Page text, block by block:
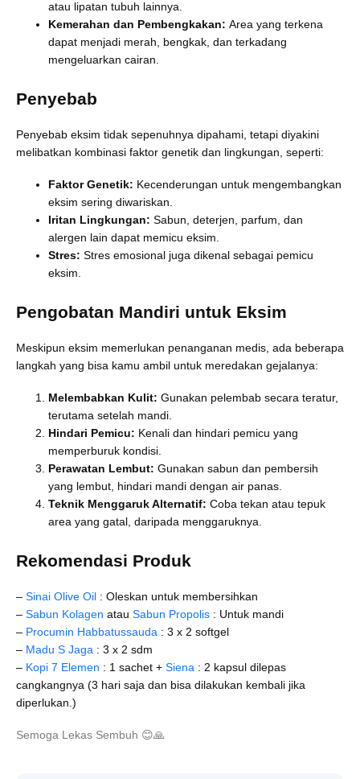
atau lipatan tubuh lainnya.
Kemerahan dan Pembengkakan: Area yang terkena
dapat menjadi merah, bengkak, dan terkadang
mengeluarkan cairan.
Penyebab
Penyebab eksim tidak sepenuhnya dipahami, tetapi diyakini
melibatkan kombinasi faktor genetik dan lingkungan, seperti:
Faktor Genetik: Kecenderungan untuk mengembangkan
eksim sering diwariskan.
Iritan Lingkungan: Sabun, deterjen, parfum, dan
alergen lain dapat memicu eksim.
Stres: Stres emosional juga dikenal sebagai pemicu
eksim.
Pengobatan Mandiri untuk Eksim
Meskipun eksim memerlukan penanganan medis, ada beberapa
langkah yang bisa kamu ambil untuk meredakan gejalanya:
Melembabkan Kulit: Gunakan pelembab secara teratur,
terutama setelah mandi.
Hindari Pemicu: Kenali dan hindari pemicu yang
memperburuk kondisi.
Perawatan Lembut: Gunakan sabun dan pembersih
yang lembut, hindari mandi dengan air panas.
Teknik Menggaruk Alternatif: Coba tekan atau tepuk
area yang gatal, daripada menggaruknya.
Rekomendasi Produk
– Sinai Olive Oil : Oleskan untuk membersihkan
– Sabun Kolagen atau Sabun Propolis : Untuk mandi
– Procumin Habbatussauda : 3 x 2 softgel
– Madu S Jaga : 3 x 2 sdm
– Kopi 7 Elemen : 1 sachet + Siena : 2 kapsul dilepas
cangkangnya (3 hari saja dan bisa dilakukan kembali jika
diperlukan.)
Semoga Lekas Sembuh 😊🙏